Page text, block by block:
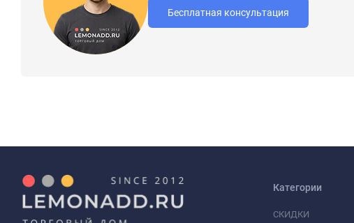
Бесплатная консультация
Категории
СКИДКИ